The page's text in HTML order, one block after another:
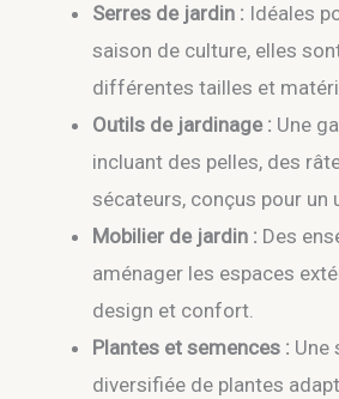
Serres de jardin : Idéales
saison de culture, elles
différentes tailles et
Outils de jardinage : Une
incluant des pelles, des
sécateurs, conçus pour un
Mobilier de jardin : Des
aménager les espaces
design et confort.
Plantes et semences : Une
diversifiée de plantes